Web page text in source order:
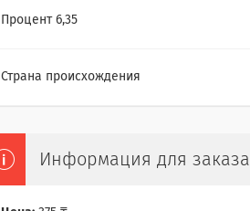
Процент 6,35
Страна происхождения
Информация для заказа